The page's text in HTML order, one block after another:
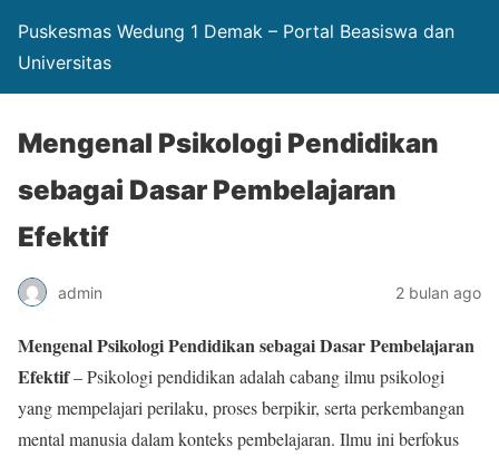
Puskesmas Wedung 1 Demak – Portal Beasiswa dan
Universitas
Mengenal Psikologi Pendidikan
sebagai Dasar Pembelajaran
Efektif
admin 2 bulan ago
Mengenal Psikologi Pendidikan sebagai Dasar Pembelajaran
Efektif– Psikologi pendidikan adalah cabang ilmu psikologi
yang mempelajari perilaku, proses berpikir, serta perkembangan
mental manusia dalam konteks pembelajaran. Ilmu ini berfokus